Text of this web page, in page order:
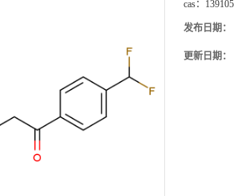
cas：
发布日期：
更新日期：